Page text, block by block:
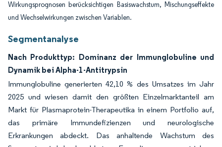
Wirkungsprognosen berücksichtigen Basiswachstum, Mischungseffekte
und Wechselwirkungen zwischen Variablen.
Segmentanalyse
Nach Produkttyp: Dominanz der Immunglobuline und
Dynamik bei Alpha-1-Antitrypsin
Immunglobuline generierten 42,10 % des Umsatzes im Jahr
2025 und wiesen damit den größten Einzelmarktanteil am
Markt für Plasmaprotein-Therapeutika in einem Portfolio auf,
das primäre Immundefizienzen und neurologische
Erkrankungen abdeckt. Das anhaltende Wachstum des